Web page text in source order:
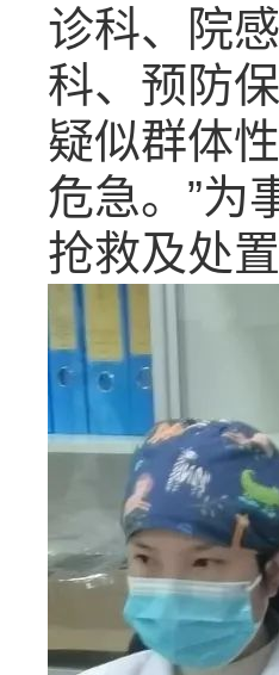
诊科、院
科、预防
疑似群体
危急。”为
抢救及处置